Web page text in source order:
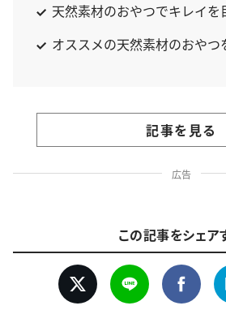
天然素材のおやつでキレイを
オススメの天然素材のおやつ
記事を見る
広告
この記事をシェア